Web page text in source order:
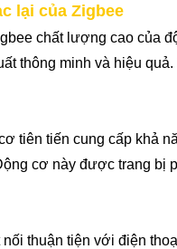
lại của Zigbee
chất lượng cao của
thông minh và hiệu
tiên tiến cung cấp khả
cơ này được trang bị
thuận tiện với điện